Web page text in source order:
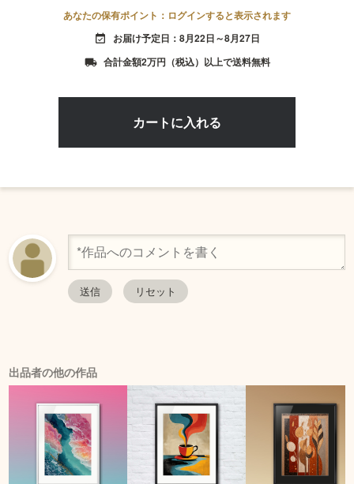
あなたの保有ポイント：ログインすると表示されます
event_available お届け予定日：8月22日～8月27日
local_shipping 合計金額2万円（税込）以上で送料無料
出品者の他の作品